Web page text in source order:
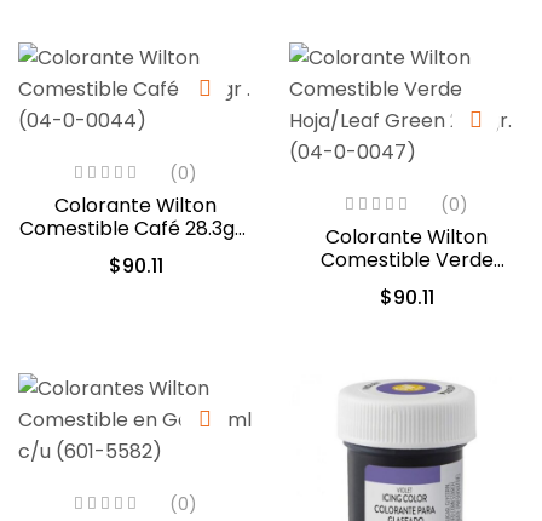
(0)
Colorante Wilton
Comestible Café 28.3gr .
(04-0-0044)
$90.11
(0)
Colorante Wilton
Comestible Verde
Hoja/Leaf Green 28.3gr.
(04-0-0047)
$90.11
(0)